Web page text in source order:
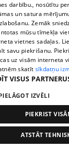
Magone
Evitai
darbību., nosūtītu
un satura
Zemāk
mūsu tīmekļa
vietnes sadaļas.
savu piekrišanu.
uz visām interneta
skatīt sīkdatņu
VISUS
IZVĒLI
PIEKRIST
ATSTĀT